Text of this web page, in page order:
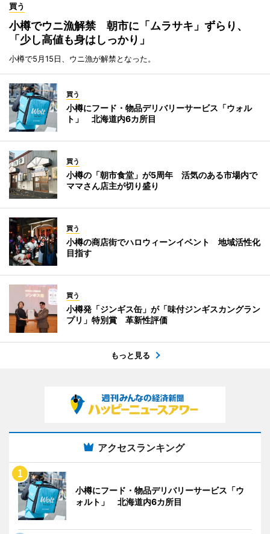
買う
小樽でウニ漁解禁 朝市に「ムラサキ」ずらり、
「少し高値も身はしっかり」
小樽で5月15日、ウニ漁が解禁となった。
買う
小樽にフード・物品デリバリーサービス「ウォル
ト」 北海道内6カ所目
買う
小樽の「朝市食堂」が5周年 活気のある市場内で
ママさん店主が切り盛り
買う
小樽の商店街でハロウィーンイベント 地域活性化
目指す
買う
小樽発「ジンギス缶」が「味付ジンギスカングラン
プリ」特別賞 革新性評価
もっと見る
アクセスランキング
小樽にフード・物品デリバリーサービス「ウ
ォルト」 北海道内6カ所目